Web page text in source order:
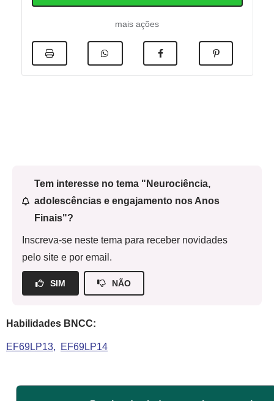
mais ações
Tem interesse no tema "Neurociência,
adolescências e engajamento nos Anos
Finais"?
Inscreva-se neste tema para receber novidades
pelo site e por email.
SIM NÃO
Habilidades BNCC:
EF69LP13 EF69LP14